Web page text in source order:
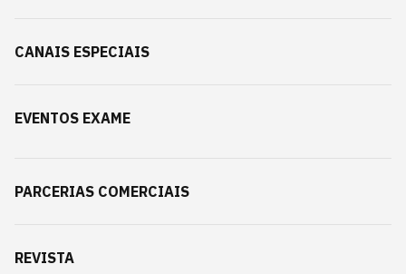
CANAIS ESPECIAIS
EVENTOS EXAME
PARCERIAS COMERCIAIS
REVISTA